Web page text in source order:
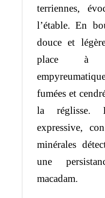
terriennes,
l’étable. En
douce et
place à
fumées et
la réglisse.
expressive,
minérales
une
macadam.